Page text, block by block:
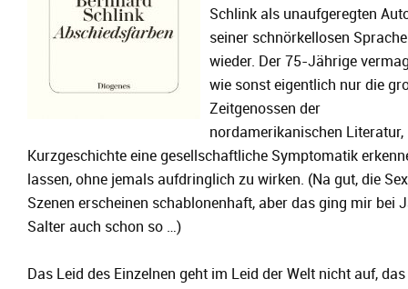
Schlink als unaufgeregten
seiner schnörkellosen Sprache
wieder. Der 75-Jährige
wie sonst eigentlich nur die
Zeitgenossen der
nordamerikanischen Literatur,
Kurzgeschichte eine gesellschaftliche Symptomatik
lassen, ohne jemals aufdringlich zu wirken. (Na gut, die
Szenen erscheinen schablonenhaft, aber das ging mir bei
Salter auch schon so …)
Das Leid des Einzelnen geht im Leid der Welt nicht auf, das